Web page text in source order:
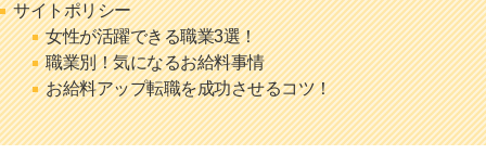
サイトポリシー
女性が活躍できる職業3選！
職業別！気になるお給料事情
お給料アップ転職を成功させるコツ！